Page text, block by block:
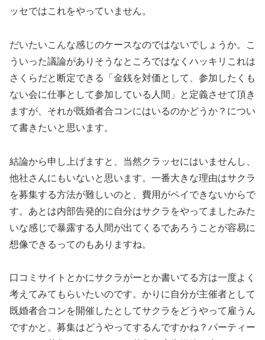
ッセではこれをやっていません。
だいたいこんな感じのケースなのではないでしょうか。こ
ういった議論がありそうなところではなくハッキリこれは
さくらだと断定できる「金銭を対価として、参加したくも
ない会に仕事として参加している人間」と定義させて頂き
ますが、それが既婚者合コンにはいるのかどうか？につい
て書きたいと思います。
結論から申し上げますと、当然クラッセにはいませんし、
他社さんにもいないと思います。一番大きな理由はサクラ
を募集する方法が難しいのと、費用がペイできないからで
す。あとは内部告発的に自分はサクラをやってましたみた
いな感じで暴露する人間が出てくるであろうことが容易に
想像できるってのもありますね。
口コミサイトとかにサクラがーとか書いてる方は一度よく
考えてみてもらいたいのです。かりに自分が主催者として
既婚者合コンを開催したとしてサクラをどうやって雇うん
ですかと。募集はどうやってするんですかね？パーティー